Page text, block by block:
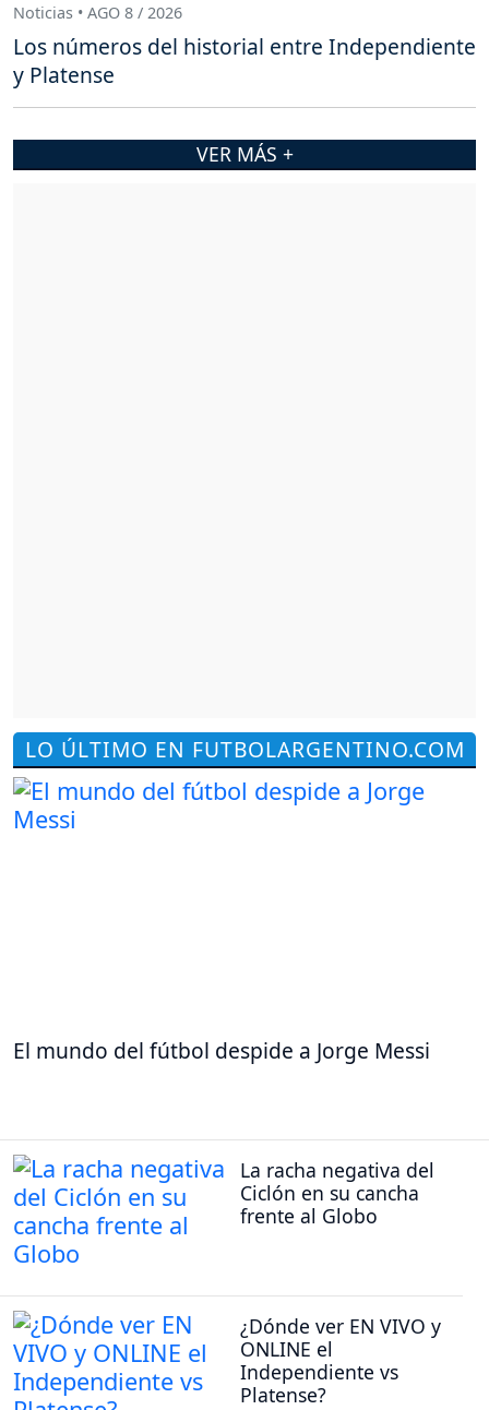
LO ÚLTIMO EN FUTBOLARGENTINO.COM
El mundo del fútbol despide a Jorge Messi
La racha negativa del
Ciclón en su cancha
frente al Globo
¿Dónde ver EN VIVO y
ONLINE el
Independiente vs
Platense?
Noticias • AGO 8 / 2026
Los números del historial entre Independiente
y Platense
VER MÁS +